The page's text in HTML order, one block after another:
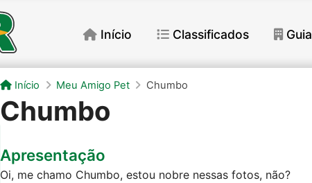
Início Classificados Guia
Início Meu Amigo Pet Chumbo
Chumbo
Apresentação
Oi, me chamo Chumbo, estou nobre nessas fotos, não?